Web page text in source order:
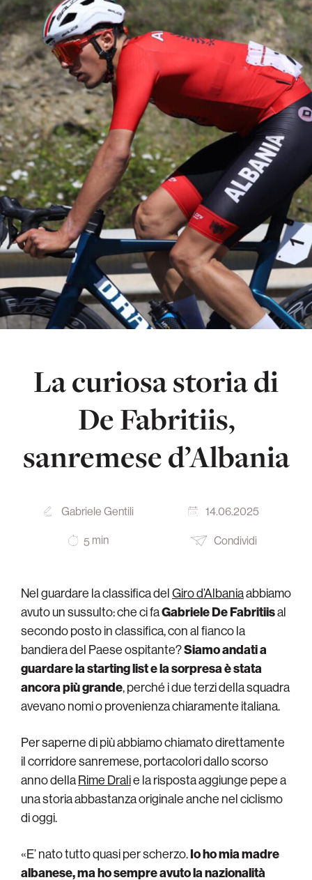
La curiosa storia di
De Fabritiis,
sanremese d’Albania
Gabriele Gentili 14.06.2025
5 min Condividi
Nel guardare la classifica delGiro d’Albaniaabbiamo
avuto un sussulto: che ci faGabriele De Fabritiisal
secondo posto in classifica, con al fianco la
bandiera del Paese ospitante?Siamo andati a
guardare la starting list e la sorpresa è stata
ancora più grande, perché i due terzi della squadra
avevano nomi o provenienza chiaramente italiana.
Per saperne di più abbiamo chiamato direttamente
il corridore sanremese, portacolori dallo scorso
anno dellaRime Dralie la risposta aggiunge pepe a
una storia abbastanza originale anche nel ciclismo
di oggi.
«E’ nato tutto quasi per scherzo.Io ho mia madre
albanese, ma ho sempre avuto la nazionalità